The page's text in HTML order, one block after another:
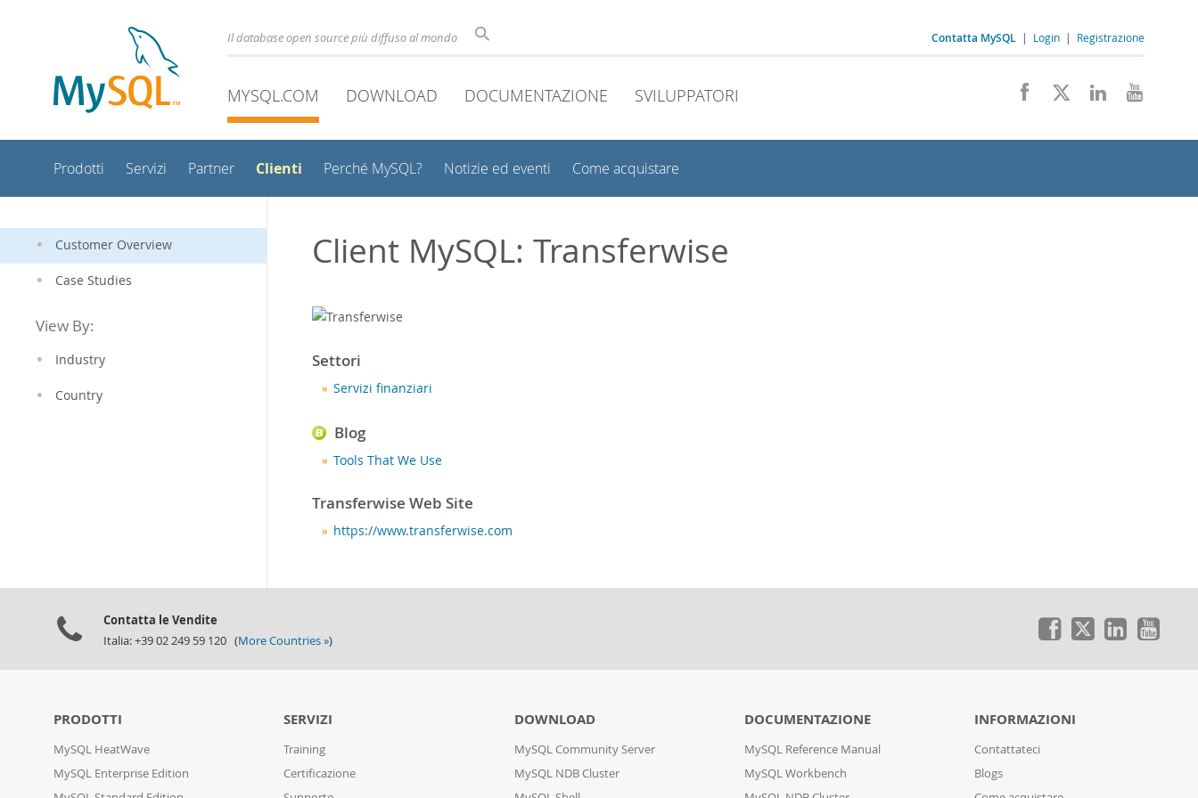
Il database open source più diffuso al mondo Contatta MySQL | Login | Registrazione
MYSQL.COM DOWNLOAD DOCUMENTAZIONE SVILUPPATORI
Prodotti Servizi Partner Clienti Perché MySQL? Notizie ed eventi Come acquistare
Customer Overview
Case Studies
View By:
Industry
Country
Client MySQL: Transferwise
Settori
Servizi finanziari
Blog
Tools That We Use
Transferwise Web Site
https://www.transferwise.com
Contatta le Vendite
Italia: +39 02 249 59 120 (More Countries »)
PRODOTTI
MySQL HeatWave
MySQL Enterprise Edition
SERVIZI
Training
Certificazione
DOWNLOAD
MySQL Community Server
MySQL NDB Cluster
DOCUMENTAZIONE
MySQL Reference Manual
MySQL Workbench
INFORMAZIONI
Contattateci
Blogs